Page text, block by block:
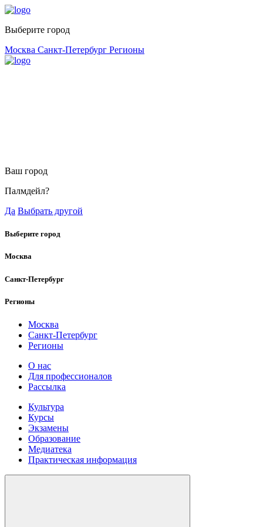
Выберите город
Москва Санкт-Петербург Регионы
Ваш город
Палмдейл?
Да Выбрать другой
Выберите город
Москва
Санкт-Петербург
Регионы
Москва
Санкт-Петербург
Регионы
О нас
Для профессионалов
Рассылка
Культура
Курсы
Экзамены
Образование
Медиатека
Практическая информация